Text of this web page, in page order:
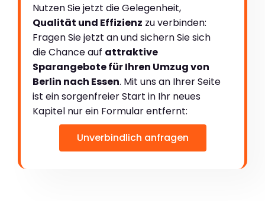
Nutzen Sie jetzt die Gelegenheit,
Qualität und Effizienz zu verbinden:
Fragen Sie jetzt an und sichern Sie sich
die Chance auf attraktive
Sparangebote für Ihren Umzug von
Berlin nach Essen. Mit uns an Ihrer Seite
ist ein sorgenfreier Start in Ihr neues
Kapitel nur ein Formular entfernt:
Unverbindlich anfragen